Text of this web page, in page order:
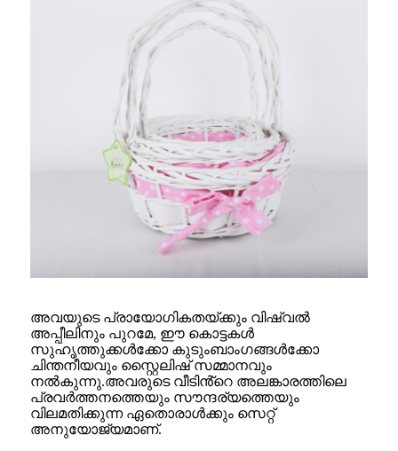
അവയുടെ പ്രായോഗികതയ്ക്കും വിഷ്വൽ
അപ്പീലിനും പുറമേ, ഈ കൊട്ടകൾ
സുഹൃത്തുക്കൾക്കോ ​​കുടുംബാംഗങ്ങൾക്കോ ​​
ചിന്തനീയവും സ്റ്റൈലിഷ് സമ്മാനവും
നൽകുന്നു.അവരുടെ വീടിൻ്റെ അലങ്കാരത്തിലെ
പ്രവർത്തനത്തെയും സൗന്ദര്യത്തെയും
വിലമതിക്കുന്ന ഏതൊരാൾക്കും സെറ്റ്
അനുയോജ്യമാണ്.